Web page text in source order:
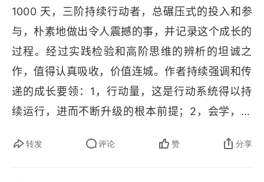
1000 天，三阶持续行动者，总碾压式的投入和参
与，朴素地做出令人震撼的事，并记录这个成长的
过程。经过实践检验和高阶思维的辨析的坦诚之
作，值得认真吸收，价值连城。作者持续强调和传
递的成长要领：1，行动量，这是行动系统得以持
续运行，进而不断升级的根本前提；2，会学，是
动系统的协同保障，同时离不开有序构建自己的知
转发 评论 赞 分享